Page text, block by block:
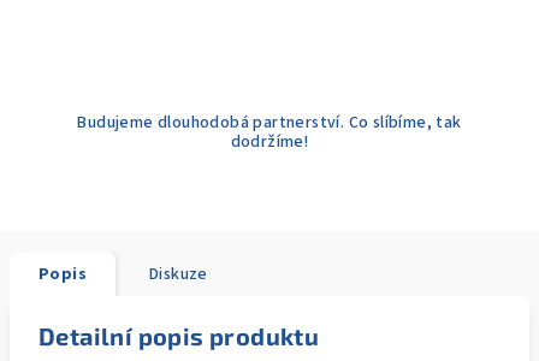
Budujeme dlouhodobá partnerství. Co slíbíme, tak
dodržíme!
Popis Diskuze
Detailní popis produktu